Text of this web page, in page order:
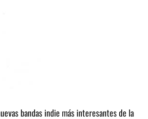
bandas indie más interesantes de la